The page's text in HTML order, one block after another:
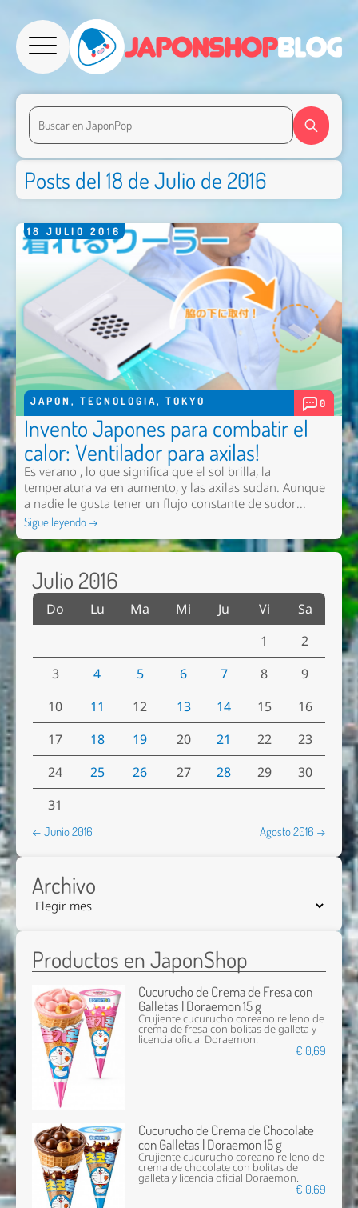
Posts del 18 de Julio de 2016
18 JULIO 2016
JAPON , TECNOLOGIA, TOKYO 0
Invento Japones para combatir el
calor: Ventilador para axilas!
Es verano , lo que significa que el sol brilla, la
temperatura va en aumento, y las axilas sudan. Aunque
a nadie le gusta tener un flujo constante de sudor...
Sigue leyendo →
Julio 2016
Do Lu Ma Mi Ju Vi
Sa
1
2
3
4 5 6 7 8
9
10
11 12 13 14 15
16
17
18 19 20 21 22
23
24
25 26 27 28 29
30
31
← Junio 2016 Agosto 2016 →
Archivo
Productos en JaponShop
Cucurucho de Crema de Fresa con
Galletas | Doraemon 15 g
Crujiente cucurucho coreano relleno de
crema de fresa con bolitas de galleta y
licencia oficial Doraemon.
€ 0,69
Cucurucho de Crema de Chocolate
con Galletas | Doraemon 15 g
Crujiente cucurucho coreano relleno de
crema de chocolate con bolitas de
galleta y licencia oficial Doraemon.
€ 0,69